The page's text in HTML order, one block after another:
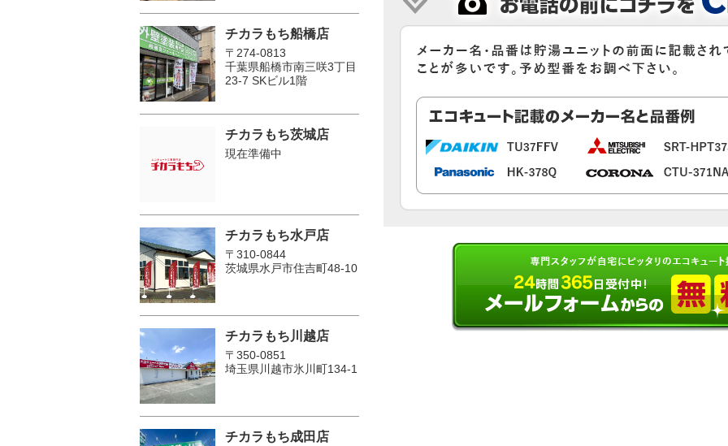
チカラもち船橋店
〒274-0813
千葉県船橋市南三咲3丁目
23-7 SKビル1階
チカラもち茨城店
現在準備中
チカラもち水戸店
〒310-0844
茨城県水戸市住吉町48-10
チカラもち川越店
〒350-0851
埼玉県川越市氷川町134-1
チカラもち成田店